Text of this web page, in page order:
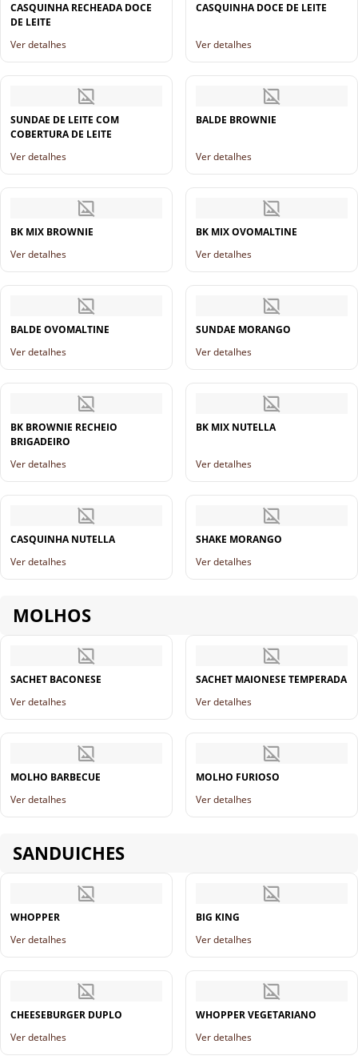
CASQUINHA RECHEADA DOCE
DE LEITE
Ver detalhes
CASQUINHA DOCE DE LEITE
Ver detalhes
SUNDAE DE LEITE COM
COBERTURA DE LEITE
Ver detalhes
BALDE BROWNIE
Ver detalhes
BK MIX BROWNIE
Ver detalhes
BK MIX OVOMALTINE
Ver detalhes
BALDE OVOMALTINE
Ver detalhes
SUNDAE MORANGO
Ver detalhes
BK BROWNIE RECHEIO
BRIGADEIRO
Ver detalhes
BK MIX NUTELLA
Ver detalhes
CASQUINHA NUTELLA
Ver detalhes
SHAKE MORANGO
Ver detalhes
MOLHOS
SACHET BACONESE
Ver detalhes
SACHET MAIONESE TEMPERADA
Ver detalhes
MOLHO BARBECUE
Ver detalhes
MOLHO FURIOSO
Ver detalhes
SANDUICHES
WHOPPER
Ver detalhes
BIG KING
Ver detalhes
CHEESEBURGER DUPLO
Ver detalhes
WHOPPER VEGETARIANO
Ver detalhes